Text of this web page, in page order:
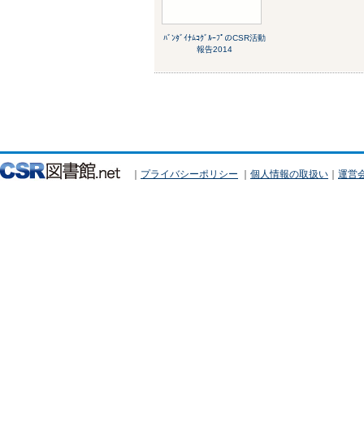
ﾊﾞﾝﾀﾞｲﾅﾑｺｸﾞﾙｰﾌﾟのCSR活動
報告2014
｜ プライバシーポリシー ｜ 個人情報の取扱い ｜ 運営